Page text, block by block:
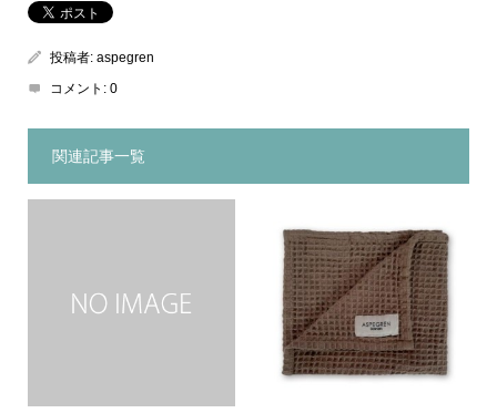
投稿者: aspegren
コメント: 0
関連記事一覧